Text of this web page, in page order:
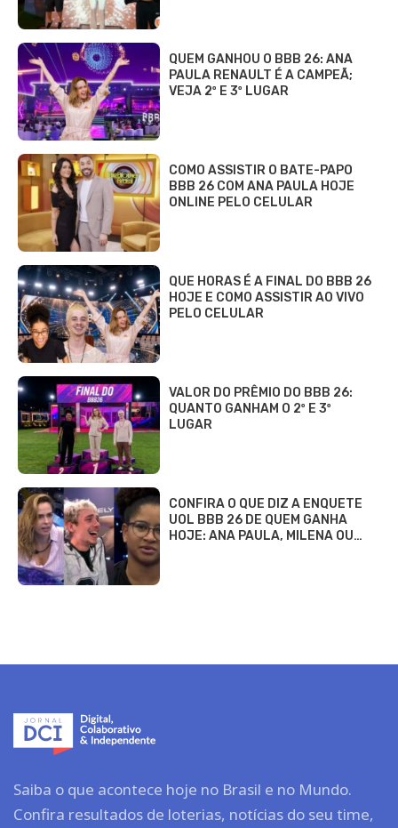
QUEM GANHOU O BBB 26: ANA
PAULA RENAULT É A CAMPEÃ;
VEJA 2º E 3º LUGAR
COMO ASSISTIR O BATE-PAPO
BBB 26 COM ANA PAULA HOJE
ONLINE PELO CELULAR
QUE HORAS É A FINAL DO BBB 26
HOJE E COMO ASSISTIR AO VIVO
PELO CELULAR
VALOR DO PRÊMIO DO BBB 26:
QUANTO GANHAM O 2º E 3º
LUGAR
CONFIRA O QUE DIZ A ENQUETE
UOL BBB 26 DE QUEM GANHA
HOJE: ANA PAULA, MILENA OU…
Saiba o que acontece hoje no Brasil e no Mundo.
Confira resultados de loterias, notícias do seu time,